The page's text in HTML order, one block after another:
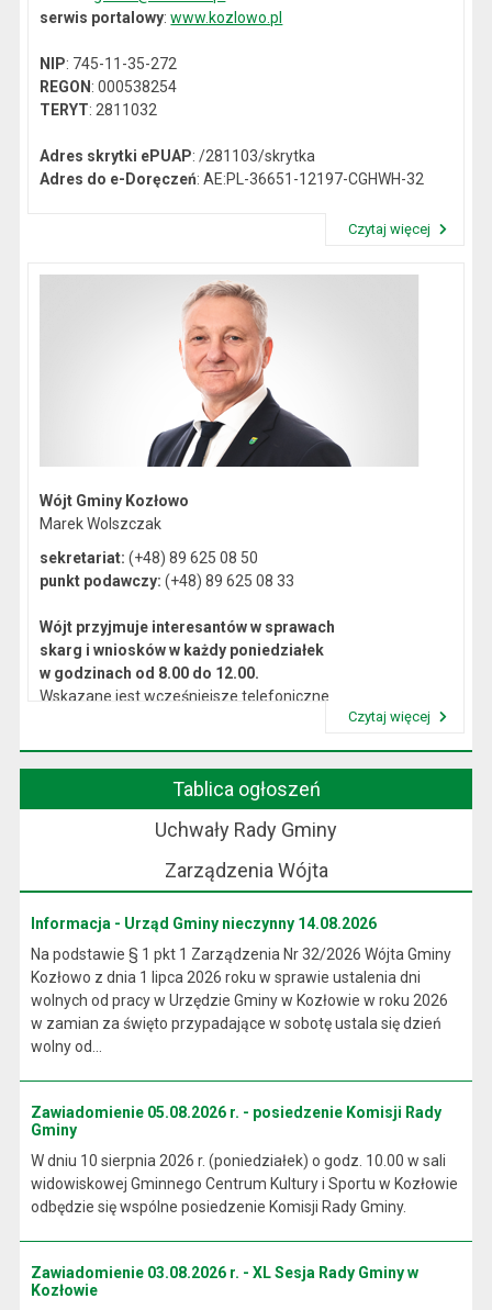
serwis portalowy:www.kozlowo.pl
NIP: 745-11-35-272
REGON: 000538254
TERYT: 2811032
Adres skrytki ePUAP: /281103/skrytka
Adres do e-Doręczeń: AE:PL-36651-12197-CGHWH-32
Czytaj więcej
Wójt Gminy Kozłowo
Marek Wolszczak
sekretariat: (+48) 89 625 08 50
punkt podawczy: (+48) 89 625 08 33
Wójt przyjmuje interesantów w sprawach
skarg i wniosków w każdy poniedziałek
w godzinach od 8.00 do 12.00.
Wskazane jest wcześniejsze telefoniczne
Czytaj więcej
Tablica ogłoszeń
Uchwały Rady Gminy
Zarządzenia Wójta
Informacja - Urząd Gminy nieczynny 14.08.2026
Na podstawie § 1 pkt 1 Zarządzenia Nr 32/2026 Wójta Gminy
Kozłowo z dnia 1 lipca 2026 roku w sprawie ustalenia dni
wolnych od pracy w Urzędzie Gminy w Kozłowie w roku 2026
w zamian za święto przypadające w sobotę ustala się dzień
wolny od...
Zawiadomienie 05.08.2026 r. - posiedzenie Komisji Rady
Gminy
W dniu 10 sierpnia 2026 r. (poniedziałek) o godz. 10.00 w sali
widowiskowej Gminnego Centrum Kultury i Sportu w Kozłowie
odbędzie się wspólne posiedzenie Komisji Rady Gminy.
Zawiadomienie 03.08.2026 r. - XL Sesja Rady Gminy w
Kozłowie